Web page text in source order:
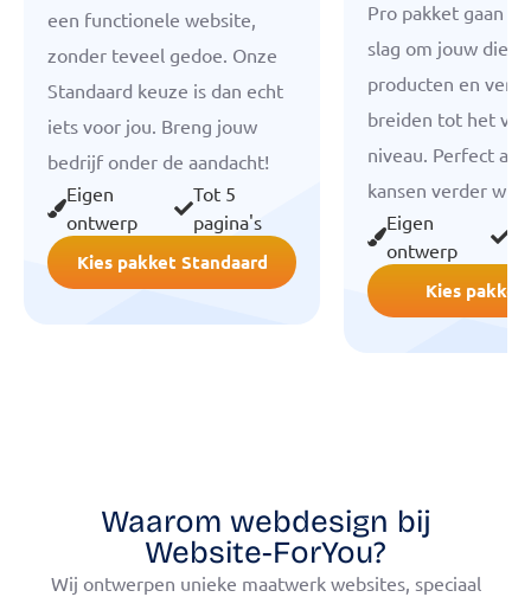
een functionele website,
zonder teveel gedoe. Onze
Standaard keuze is dan echt
iets voor jou. Breng jouw
bedrijf onder de aandacht!
Eigen
ontwerp
Tot 5
pagina's
Kies pakket Standaard
Pro pakket gaan
slag om jouw
producten en
breiden tot het
niveau. Perfect als
kansen verder wilt
Eigen
ontwerp
Kies pakket
Waarom webdesign bij
Website-ForYou?
Wij ontwerpen unieke maatwerk websites, speciaal